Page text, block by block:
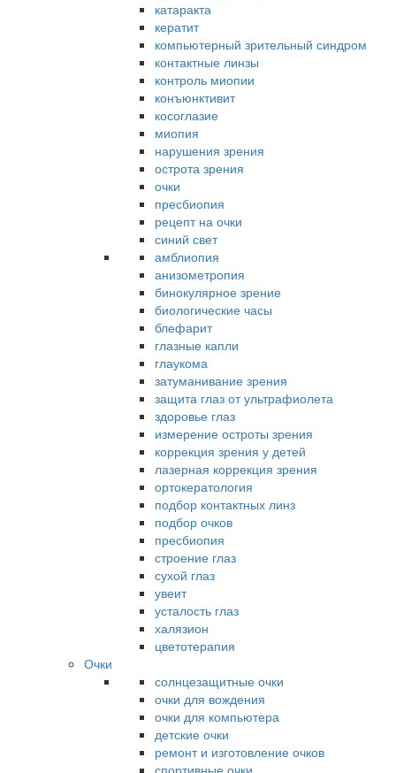
катаракта
кератит
компьютерный зрительный синдром
контактные линзы
контроль миопии
конъюнктивит
косоглазие
миопия
нарушения зрения
острота зрения
очки
пресбиопия
рецепт на очки
синий свет
амблиопия
анизометропия
бинокулярное зрение
биологические часы
блефарит
глазные капли
глаукома
затуманивание зрения
защита глаз от ультрафиолета
здоровье глаз
измерение остроты зрения
коррекция зрения у детей
лазерная коррекция зрения
ортокератология
подбор контактных линз
подбор очков
пресбиопия
строение глаз
сухой глаз
увеит
усталость глаз
халязион
цветотерапия
Очки
солнцезащитные очки
очки для вождения
очки для компьютера
детские очки
ремонт и изготовление очков